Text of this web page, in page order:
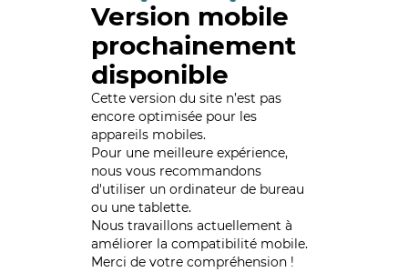
Version mobile
prochainement
disponible
Cette version du site n’est pas
encore optimisée pour les
appareils mobiles.
Pour une meilleure expérience,
nous vous recommandons
d'utiliser un ordinateur de bureau
ou une tablette.
Nous travaillons actuellement à
améliorer la compatibilité mobile.
Merci de votre compréhension !